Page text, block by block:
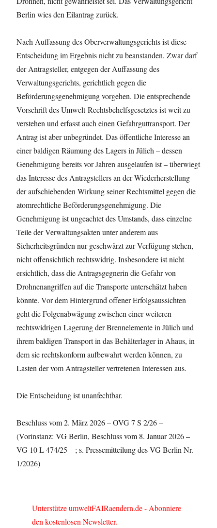
Berlin wies den Eilantrag zurück.
Nach Auffassung des Oberverwaltungsgerichts ist diese
Entscheidung im Ergebnis nicht zu beanstanden. Zwar darf
der Antragsteller, entgegen der Auffassung des
Verwaltungsgerichts, gerichtlich gegen die
Beförderungsgenehmigung vorgehen. Die entsprechende
Vorschrift des Umwelt-Rechtsbehelfsgesetztes ist weit zu
verstehen und erfasst auch einen Gefahrguttransport. Der
Antrag ist aber unbegründet. Das öffentliche Interesse an
einer baldigen Räumung des Lagers in Jülich – dessen
Genehmigung bereits vor Jahren ausgelaufen ist – überwiegt
das Interesse des Antragstellers an der Wiederherstellung
der aufschiebenden Wirkung seiner Rechtsmittel gegen die
atomrechtliche Beförderungsgenehmigung. Die
Genehmigung ist ungeachtet des Umstands, dass einzelne
Teile der Verwaltungsakten unter anderem aus
Sicherheitsgründen nur geschwärzt zur Verfügung stehen,
nicht offensichtlich rechtswidrig. Insbesondere ist nicht
ersichtlich, dass die Antragsgegnerin die Gefahr von
Drohnenangriffen auf die Transporte unterschätzt haben
könnte. Vor dem Hintergrund offener Erfolgsaussichten
geht die Folgenabwägung zwischen einer weiteren
rechtswidrigen Lagerung der Brennelemente in Jülich und
ihrem baldigen Transport in das Behälterlager in Ahaus, in
dem sie rechtskonform aufbewahrt werden können, zu
Lasten der vom Antragsteller vertretenen Interessen aus.
Die Entscheidung ist unanfechtbar.
Beschluss vom 2. März 2026 – OVG 7 S 2/26 –
(Vorinstanz: VG Berlin, Beschluss vom 8. Januar 2026 –
VG 10 L 474/25 – ; s. Pressemitteilung des VG Berlin Nr.
1/2026)
Unterstütze umweltFAIRaendern.de - Abonniere
den kostenlosen Newsletter.